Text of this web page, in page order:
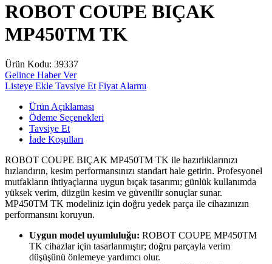
ROBOT COUPE BIÇAK
MP450TM TK
Ürün Kodu: 39337
Gelince Haber Ver
Listeye Ekle Tavsiye Et Fiyat Alarmı
Ürün Açıklaması
Ödeme Seçenekleri
Tavsiye Et
İade Koşulları
ROBOT COUPE BIÇAK MP450TM TK ile hazırlıklarınızı
hızlandırın, kesim performansınızı standart hale getirin. Profesyonel
mutfakların ihtiyaçlarına uygun bıçak tasarımı; günlük kullanımda
yüksek verim, düzgün kesim ve güvenilir sonuçlar sunar.
MP450TM TK modeliniz için doğru yedek parça ile cihazınızın
performansını koruyun.
Uygun model uyumluluğu: ROBOT COUPE MP450TM
TK cihazlar için tasarlanmıştır; doğru parçayla verim
düşüşünü önlemeye yardımcı olur.